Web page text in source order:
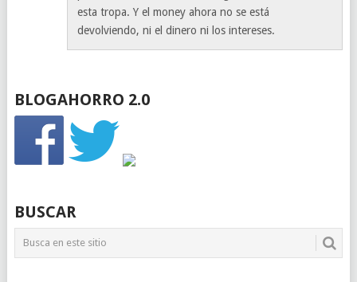
esta tropa. Y el money ahora no se está
devolviendo, ni el dinero ni los intereses.
BLOGAHORRO 2.0
BUSCAR